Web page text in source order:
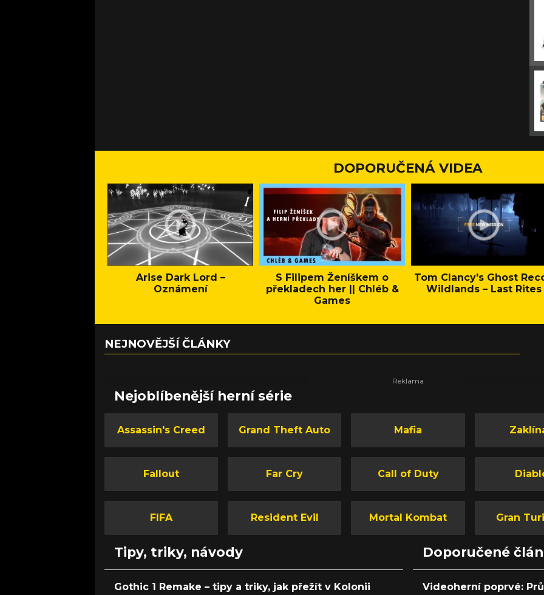
DOPORUČENÁ VIDEA
Arise Dark Lord –
Oznámení
S Filipem Ženíškem o
překladech her || Chléb &
Games
Tom Clancy's Ghost
Wildlands – Last Rites
NEJNOVĚJŠÍ ČLÁNKY
Nejoblíbenější herní série
Assassin's Creed Grand Theft Auto Mafia
Fallout Far Cry Call of Duty
FIFA Resident Evil Mortal Kombat Gran
Tipy, triky, návody
Gothic 1 Remake – tipy a triky, jak přežít v Kolonii
Doporučené
Videoherní poprvé: